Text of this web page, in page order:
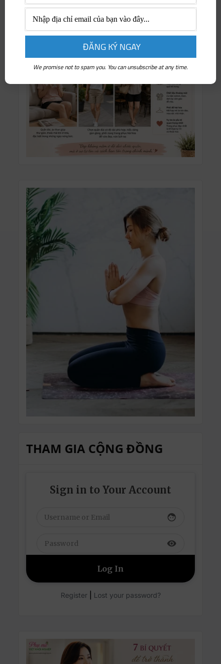
THAM GIA CỘNG ĐỒNG
Sign in to Your Account
face
visibility
Register| Lost your password?
We promise not to spam you. You can unsubscribe at any time.